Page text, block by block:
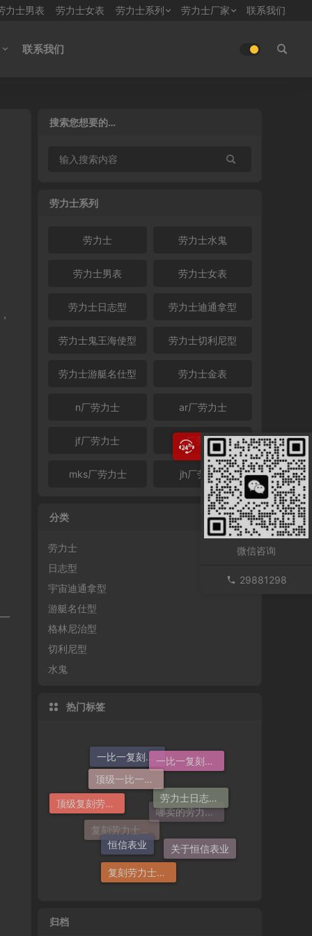
力士男表 劳力士女表 劳力士系列 劳力士厂家 联系我们
联系我们
搜索您想要的…
劳力士系列
劳力士 劳力士水鬼
劳力士男表 劳力士女表
劳力士日志型 劳力士迪通拿型
劳力士鬼王海使型 劳力士切利尼型
劳力士游艇名仕型 劳力士金表
n厂劳力士 ar厂劳力士
jf厂劳力士 c厂劳力士
mks厂劳力士 jh厂劳力士
分类
劳力士
日志型
宇宙迪通拿型
游艇名仕型
格林尼治型
切利尼型
水鬼
热门标签
一比一复刻劳力士手表 一比一复刻劳力士
复刻劳力士一般多少钱
顶级复刻劳力士手表
顶级一比一复刻劳力士手表价格
关于恒信表业
复刻劳力士手表
恒信表业
归档
微信咨询
29881298